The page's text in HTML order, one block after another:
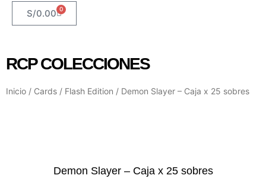
S/0.00 0
RCP COLECCIONES
Inicio / Cards / Flash Edition / Demon Slayer – Caja x 25 sobres
Demon Slayer – Caja x 25 sobres